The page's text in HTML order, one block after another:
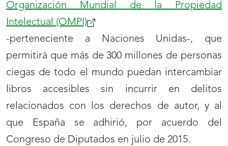
Organización Mundial de la Propiedad
Intelectual (OMPI)
-perteneciente a Naciones Unidas-, que
permitirá que más de 300 millones de personas
ciegas de todo el mundo puedan intercambiar
libros accesibles sin incurrir en delitos
relacionados con los derechos de autor, y al
que España se adhirió, por acuerdo del
Congreso de Diputados en julio de 2015.